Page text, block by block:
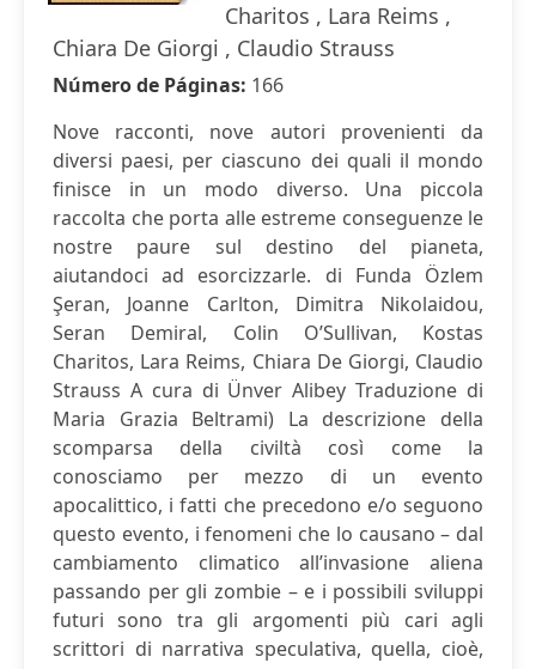
Charitos , Lara Reims ,
Chiara De Giorgi , Claudio Strauss
Número de Páginas: 166
Nove racconti, nove autori provenienti da
diversi paesi, per ciascuno dei quali il mondo
finisce in un modo diverso. Una piccola
raccolta che porta alle estreme conseguenze le
nostre paure sul destino del pianeta,
aiutandoci ad esorcizzarle. di Funda Özlem
Şeran, Joanne Carlton, Dimitra Nikolaidou,
Seran Demiral, Colin O’Sullivan, Kostas
Charitos, Lara Reims, Chiara De Giorgi, Claudio
Strauss A cura di Ünver Alibey Traduzione di
Maria Grazia Beltrami) La descrizione della
scomparsa della civiltà così come la
conosciamo per mezzo di un evento
apocalittico, i fatti che precedono e/o seguono
questo evento, i fenomeni che lo causano – dal
cambiamento climatico all’invasione aliena
passando per gli zombie – e i possibili sviluppi
futuri sono tra gli argomenti più cari agli
scrittori di narrativa speculativa, quella, cioè,